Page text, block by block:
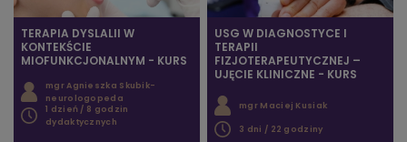
TERAPIA DYSLALII W
KONTEKŚCIE
MIOFUNKCJONALNYM - KURS
mgr Agnieszka Skubik-
neurologopeda
1 dzień / 8 godzin
dydaktycznych
USG W DIAGNOSTYCE I
TERAPII
FIZJOTERAPEUTYCZNEJ –
UJĘCIE KLINICZNE - KURS
mgr Maciej Kusiak
3 dni / 22 godziny